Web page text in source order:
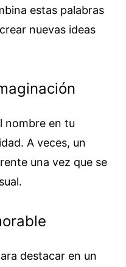
estas palabras
nuevas ideas
nombre en tu
A veces, un
una vez que se
destacar en un